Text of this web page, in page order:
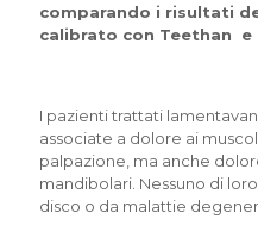
comparando i risultati
calibrato con Teethan
I pazienti trattati
associate a dolore ai
palpazione, ma anche
mandibolari. Nessuno di
disco o da malattie